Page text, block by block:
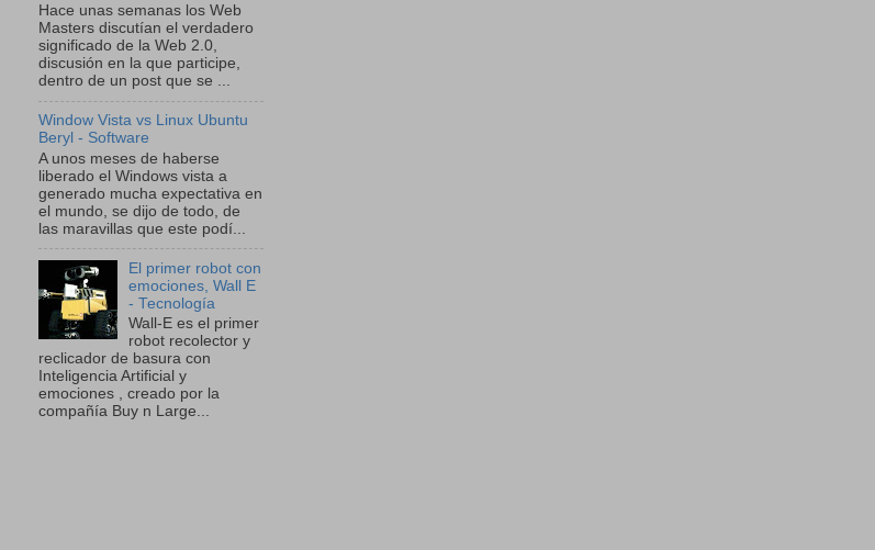
Hace unas semanas los Web
Masters discutían el verdadero
significado de la Web 2.0,
discusión en la que participe,
dentro de un post que se ...
Window Vista vs Linux Ubuntu
Beryl - Software
A unos meses de haberse
liberado el Windows vista a
generado mucha expectativa en
el mundo, se dijo de todo, de
las maravillas que este podí...
El primer robot con
emociones, Wall E
- Tecnología
Wall-E es el primer
robot recolector y
reclicador de basura con
Inteligencia Artificial y
emociones , creado por la
compañía Buy n Large...